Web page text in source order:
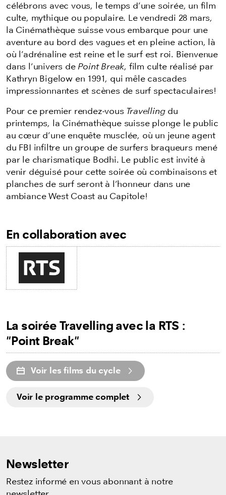
célébrons avec vous, le temps d’une soirée, un film
culte, mythique ou populaire. Le vendredi 28 mars,
la Cinémathèque suisse vous embarque pour une
aventure au bord des vagues et en pleine action, là
où l’adrénaline est reine et le surf est roi. Bienvenue
dans l’univers de Point Break, film culte réalisé par
Kathryn Bigelow en 1991, qui mêle cascades
impressionnantes et scènes de surf spectaculaires!
Pour ce premier rendez-vous Travelling du
printemps, la Cinémathèque suisse plonge le public
au cœur d’une enquête musclée, où un jeune agent
du FBI infiltre un groupe de surfers braqueurs mené
par le charismatique Bodhi. Le public est invité à
venir déguisé pour cette soirée où combinaisons et
planches de surf seront à l’honneur dans une
ambiance West Coast au Capitole!
En collaboration avec
La soirée Travelling avec la RTS :
"Point Break"
Voir les films du cycle
Voir le programme complet
Newsletter
Restez informé en vous abonnant à notre